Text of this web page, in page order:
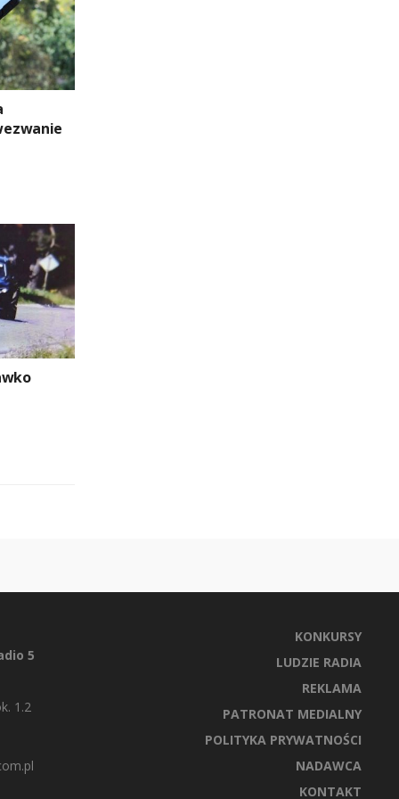
5
1.2
KONKURSY
LUDZIE RADIA
REKLAMA
PATRONAT MEDIALNY
POLITYKA PRYWATNOŚCI
NADAWCA
KONTAKT